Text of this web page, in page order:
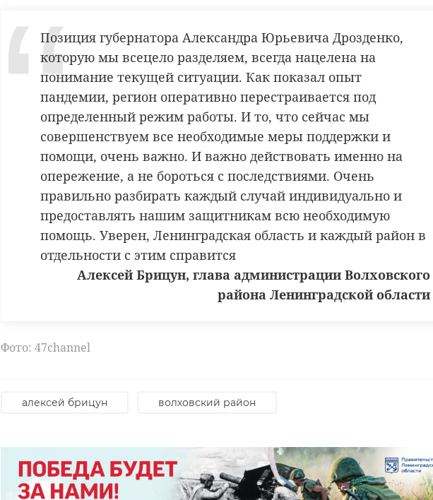
Позиция губернатора Александра Юрьевича Дрозденко,
которую мы всецело разделяем, всегда нацелена на
понимание текущей ситуации. Как показал опыт
пандемии, регион оперативно перестраивается под
определенный режим работы. И то, что сейчас мы
совершенствуем все необходимые меры поддержки и
помощи, очень важно. И важно действовать именно на
опережение, а не бороться с последствиями. Очень
правильно разбирать каждый случай индивидуально и
предоставлять нашим защитникам всю необходимую
помощь. Уверен, Ленинградская область и каждый район в
отдельности с этим справится
Алексей Брицун, глава администрации Волховского
района Ленинградской области
Фото: 47channel
алексей брицун волховский район